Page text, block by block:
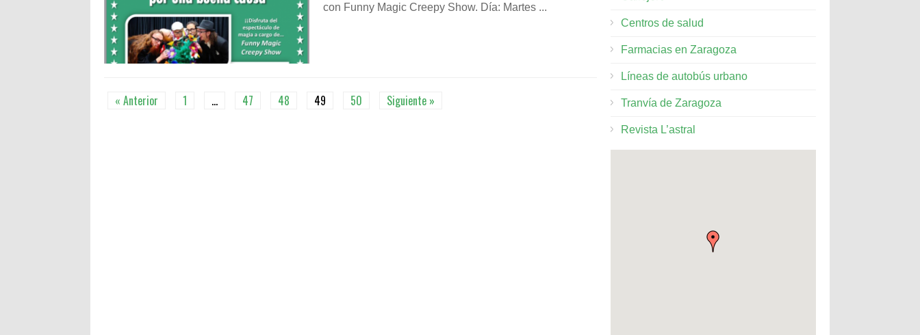
con Funny Magic Creepy Show. Día: Martes ...
« Anterior 1 … 47 48 49 50 Siguiente »
Centros de salud
Farmacias en Zaragoza
Líneas de autobús urbano
Tranvía de Zaragoza
Revista L’astral